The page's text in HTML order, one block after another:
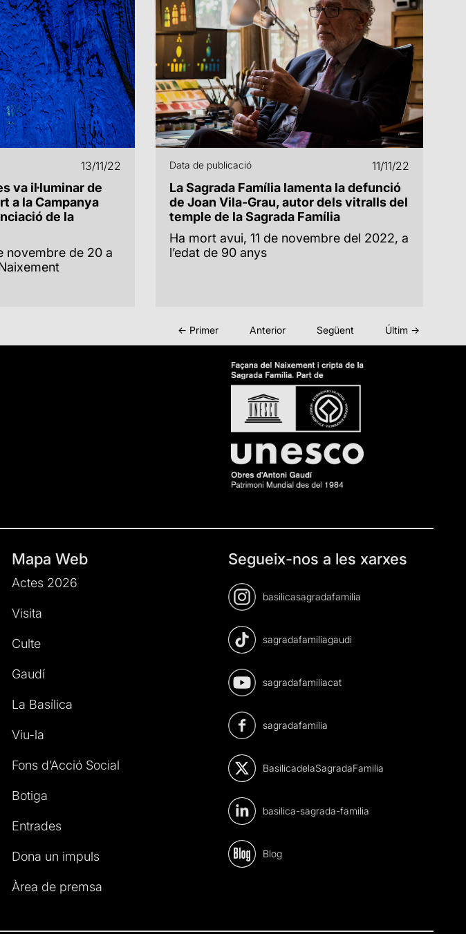
13/11/22
va il·luminar de
a la Campanya
de la
novembre de 20 a
Data de publicació 11/11/22
La Sagrada Família lamenta la defunció
de Joan Vila-Grau, autor dels vitralls del
temple de la Sagrada Família
Ha mort avui, 11 de novembre del 2022, a
l’edat de 90 anys
← Primer Anterior Següent Últim →
Mapa Web
Actes 2026
Visita
Culte
Gaudí
La Basílica
Viu-la
Fons d’Acció Social
Botiga
Entrades
Dona un impuls
Àrea de premsa
Segueix-nos a les xarxes
basilicasagradafamilia
sagradafamiliagaudi
sagradafamiliacat
sagradafamilia
BasilicadelaSagradaFamilia
basilica-sagrada-familia
Blog